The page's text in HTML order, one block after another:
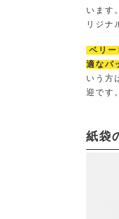
います
リジナ
ベリ
適なパ
いう方
迎です。
紙袋